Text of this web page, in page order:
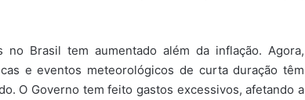
Brasil tem aumentado além da inflação. Agora,
e eventos meteorológicos de curta duração têm
O Governo tem feito gastos excessivos, afetando a